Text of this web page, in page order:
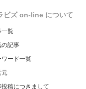
ビズ on-line について
一覧
の記事
ワード一覧
元
投稿につきまして